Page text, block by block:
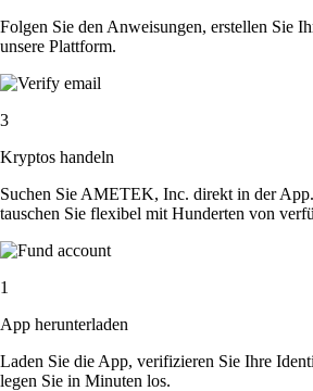
Folgen Sie den Anweisungen, erstellen Sie
unsere Plattform.
3
Kryptos handeln
Suchen Sie AMETEK, Inc. direkt in der
tauschen Sie flexibel mit Hunderten von
1
App herunterladen
Laden Sie die App, verifizieren Sie Ihre
legen Sie in Minuten los.